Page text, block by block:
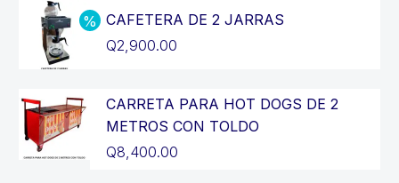
original
era:
precio
actual
CAFETERA DE 2 JARRAS
El
original
era:
Q3,200.00.
Q2,900.00
precio
actual
es:
CARRETA PARA HOT DOGS DE 2
METROS CON TOLDO
Q8,400.00